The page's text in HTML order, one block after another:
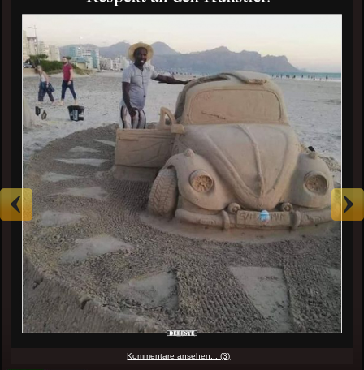
Kommentare ansehen... (3)